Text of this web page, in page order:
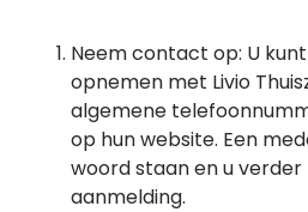
Neem contact op: U
opnemen met Livio
algemene
op hun website. Een
woord staan en u
aanmelding.